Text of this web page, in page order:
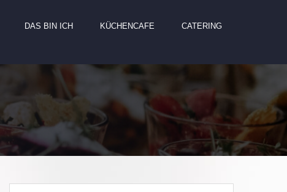
DAS BIN ICH KÜCHENCAFE CATERING